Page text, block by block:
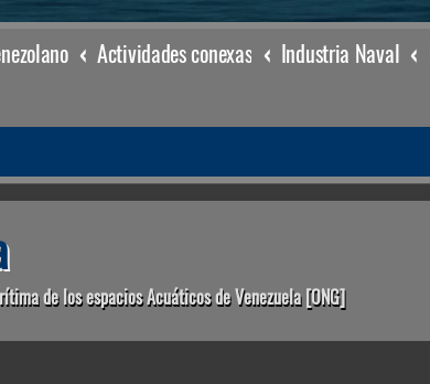
Actividades conexas Industria Naval
de los espacios Acuáticos de Venezuela [ONG]